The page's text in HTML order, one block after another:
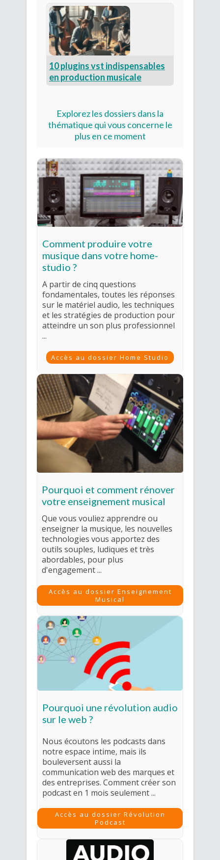
10 plugins vst indispensables
en production musicale
Explorezles dossiers dans la
thématique qui vous concerne le
plus en ce moment
Comment produire votre
musique dans votre home-
studio ?
A partir de cinq questions
fondamentales, toutes les réponses
sur le matériel audio, les techniques
et les stratégies de production pour
atteindre un son plus professionnel
...
Accès au dossier Home Studio
Pourquoi et comment rénover
votre enseignement musical
Que vous vouliez apprendre ou
enseigner la musique, les nouvelles
technologies vous apportez des
outils souples, ludiques et très
abordables, pour plus
d'engagement ...
Accès au dossier Enseignement
Musical
Pourquoi une révolution audio
sur le web ?
Nous écoutons les podcasts dans
notre espace intime, mais ils
bouleversent aussi la
communication web des marques et
des entreprises. Comment créer son
podcast en 1 mois seulement ...
Accès au dossier Révolution
Podcast